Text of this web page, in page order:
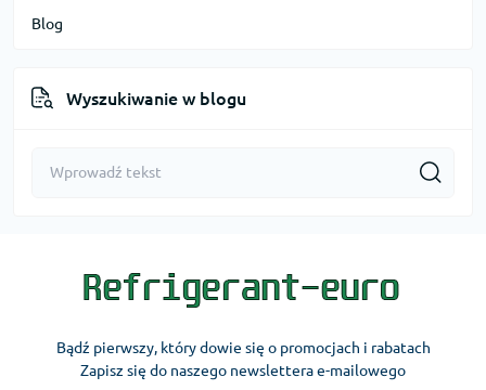
Blog
Wyszukiwanie w blogu
Bądź pierwszy, który dowie się o promocjach i rabatach
Zapisz się do naszego newslettera e-mailowego